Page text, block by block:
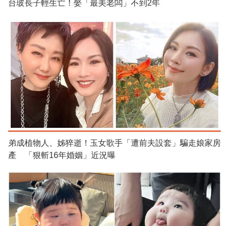
台玻長子輕生亡！娶「最美老闆」不到2年
弟成植物人、姊猝逝！玉女歌手「遭前夫設套」騙走娘家房
產 「狠斬16年婚姻」近況曝